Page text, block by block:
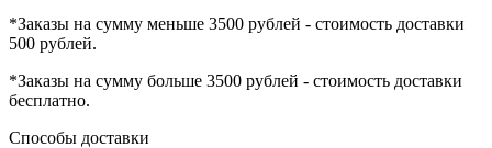
*Заказы на сумму меньше 3500 рублей - стоимость доставки
500 рублей.
*Заказы на сумму больше 3500 рублей - стоимость доставки
бесплатно.
Способы доставки